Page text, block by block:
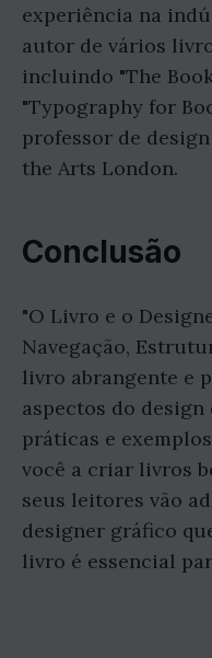
experiência na
autor de vários
incluindo "The
"Typography for
professor de
the Arts London.
Conclusão
"O Livro e o
Navegação,
livro abrangente e
aspectos do
práticas e
você a criar livros
seus leitores vão
designer gráfico
livro é essencial